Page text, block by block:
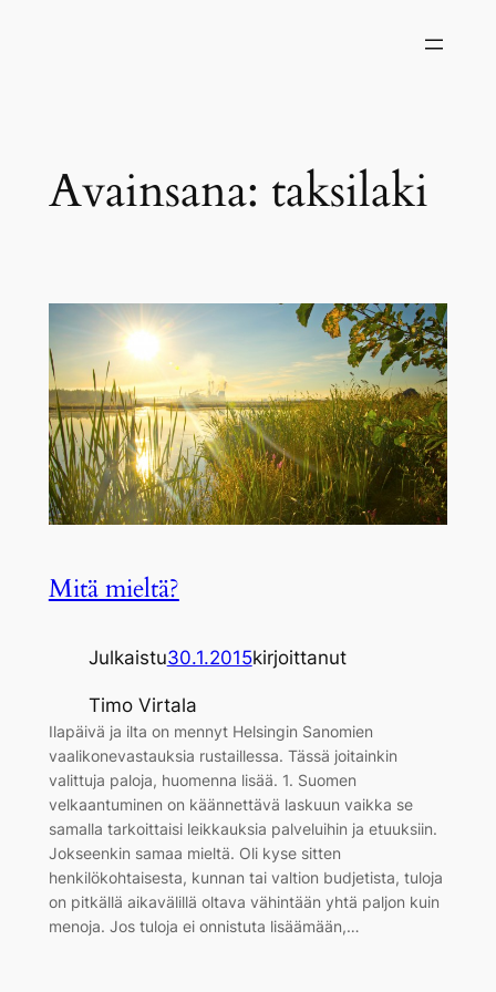
Avainsana: taksilaki
Mitä mieltä?
Julkaistu30.1.2015kirjoittanut
Timo Virtala
Ilapäivä ja ilta on mennyt Helsingin Sanomien
vaalikonevastauksia rustaillessa. Tässä joitainkin
valittuja paloja, huomenna lisää. 1. Suomen
velkaantuminen on käännettävä laskuun vaikka se
samalla tarkoittaisi leikkauksia palveluihin ja etuuksiin.
Jokseenkin samaa mieltä. Oli kyse sitten
henkilökohtaisesta, kunnan tai valtion budjetista, tuloja
on pitkällä aikavälillä oltava vähintään yhtä paljon kuin
menoja. Jos tuloja ei onnistuta lisäämään,…